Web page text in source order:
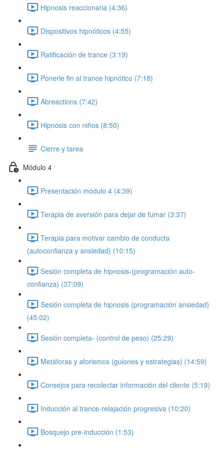
Hipnosis reaccionaria (4:36)
Dispositivos hipnóticos (4:55)
Ratificación de trance (3:19)
Ponerle fin al trance hipnótico (7:18)
Abreactions (7:42)
Hipnosis con niños (8:50)
Cierre y tarea
Módulo 4
Presentación módulo 4 (4:39)
Terapia de aversión para dejar de fumar (3:37)
Terapia para motivar cambio de conducta
(autoconfianza y ansiedad) (10:15)
Sesión completa de hipnosis-(programación auto-
confianza) (37:09)
Sesión completa de hipnosis (programación ansiedad)
(45:02)
Sesión completa- (control de peso) (25:29)
Metáforas y aforismos (guiones y estrategias) (14:59)
Consejos para recolectar información del cliente (5:19)
Inducción al trance-relajación progresiva (10:20)
Bosquejo pre-inducción (1:53)